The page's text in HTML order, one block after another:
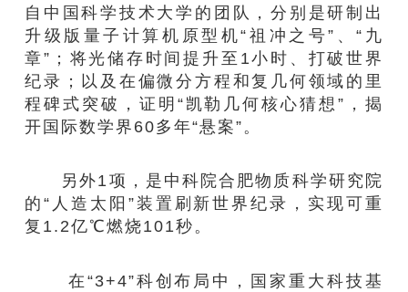
自中国科学技术大学的团队，分别是研制出
升级版量子计算机原型机“祖冲之号”、“九
章”；将光储存时间提升至1小时、打破世界
纪录；以及在偏微分方程和复几何领域的里
程碑式突破，证明“凯勒几何核心猜想”，揭
开国际数学界60多年“悬案”。
另外1项，是中科院合肥物质科学研究院
的“人造太阳”装置刷新世界纪录，实现可重
复1.2亿℃燃烧101秒。
在“3+4”科创布局中，国家重大科技基